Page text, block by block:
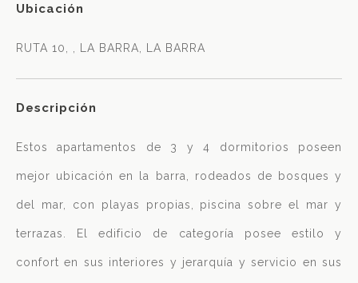
Ubicación
RUTA 10, , LA BARRA, LA BARRA
Descripción
Estos apartamentos de 3 y 4 dormitorios poseen
mejor ubicación en la barra, rodeados de bosques y
del mar, con playas propias, piscina sobre el mar y
terrazas. El edificio de categoría posee estilo y
confort en sus interiores y jerarquía y servicio en sus